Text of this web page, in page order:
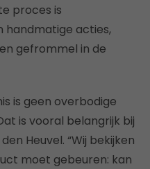
proces is
handmatige acties,
gefrommel in de
is geen overbodige
is vooral belangrijk bij
Heuvel. “Wij bekijken
moet gebeuren: kan